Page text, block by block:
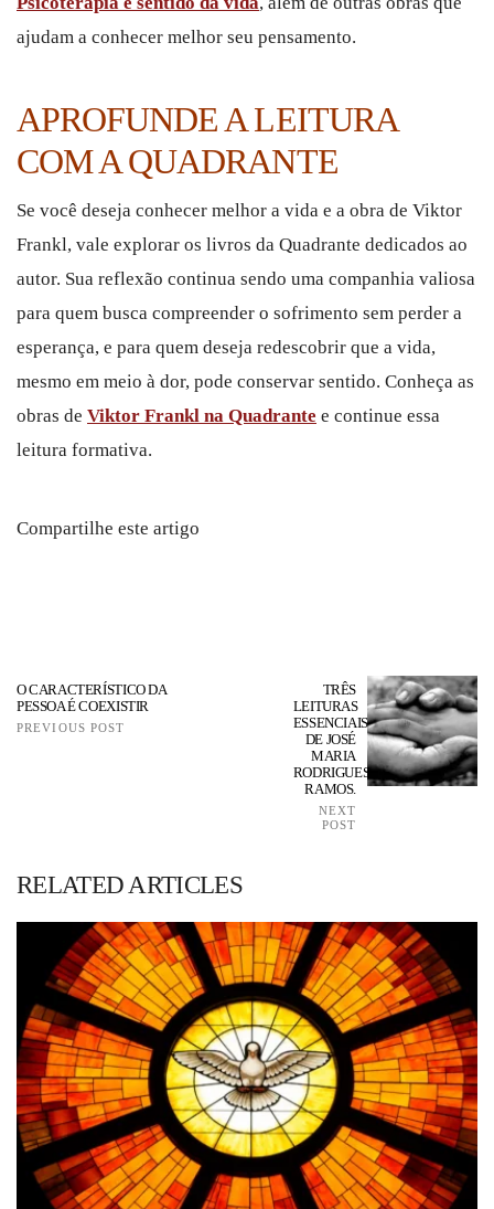
ajudam a conhecer melhor seu pensamento.
APROFUNDE A LEITURA
COM A QUADRANTE
Se você deseja conhecer melhor a vida e a obra de Viktor
Frankl, vale explorar os livros da Quadrante dedicados ao
autor. Sua reflexão continua sendo uma companhia valiosa
para quem busca compreender o sofrimento sem perder a
esperança, e para quem deseja redescobrir que a vida,
mesmo em meio à dor, pode conservar sentido. Conheça as
obras de Viktor Frankl na Quadrante e continue essa
leitura formativa.
Compartilhe este artigo
O CARACTERÍSTICO DA
PESSOA É COEXISTIR
PREVIOUS POST
TRÊS
LEITURAS
ESSENCIAIS
DE JOSÉ
MARIA
RODRIGUES
RAMOS.
NEXT
POST
RELATED ARTICLES